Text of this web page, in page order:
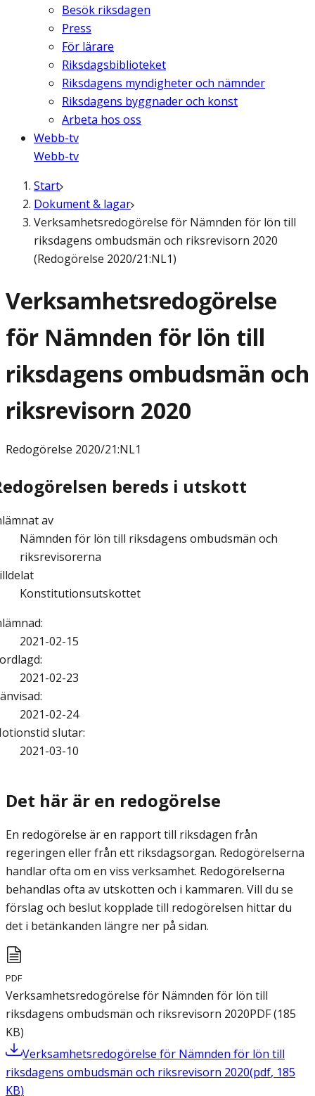
Besök riksdagen
Press
För lärare
Riksdagsbiblioteket
Riksdagens myndigheter och nämnder
Riksdagens byggnader och konst
Arbeta hos oss
Webb-tv
Webb-tv
Start
Dokument & lagar
Verksamhetsredogörelse för Nämnden för lön till
riksdagens ombudsmän och riksrevisorn 2020
(Redogörelse 2020/21:NL1)
Verksamhetsredogörelse
för Nämnden för lön till
riksdagens ombudsmän och
riksrevisorn 2020
Redogörelse 2020/21:NL1
bereds i utskott
av
Nämnden för lön till riksdagens ombudsmän och
riksrevisorerna
Konstitutionsutskottet
:
2021-02-15
:
2021-02-23
:
2021-02-24
slutar:
2021-03-10
Det här är en redogörelse
En redogörelse är en rapport till riksdagen från
regeringen eller från ett riksdagsorgan. Redogörelserna
handlar ofta om en viss verksamhet. Redogörelserna
behandlas ofta av utskotten och i kammaren. Vill du se
förslag och beslut kopplade till redogörelsen hittar du
det i betänkanden längre ner på sidan.
PDF
Verksamhetsredogörelse för Nämnden för lön till
riksdagens ombudsmän och riksrevisorn 2020PDF(185
KB)
Verksamhetsredogörelse för Nämnden för lön till
riksdagens ombudsmän och riksrevisorn 2020(pdf, 185
KB)